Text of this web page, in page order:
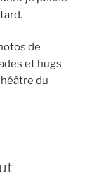
de
et hugs
du